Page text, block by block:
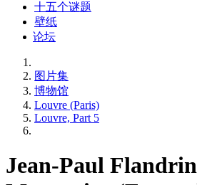
十五个谜题
壁纸
论坛
图片集
博物馆
Louvre (Paris)
Louvre, Part 5
Jean-Paul